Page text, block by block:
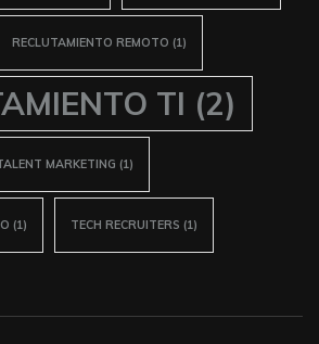
RECLUTAMIENTO REMOTO (1)
TI (2)
MARKETING (1)
(1) TECH RECRUITERS (1)